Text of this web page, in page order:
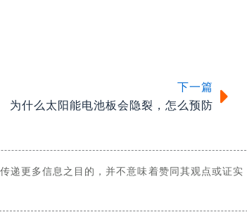
下一篇
为什么太阳能电池板会隐裂，怎么预防
递更多信息之目的，并不意味着赞同其观点或证实